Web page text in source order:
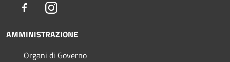
FacebookInstagram
AMMINISTRAZIONE
Organi di Governo